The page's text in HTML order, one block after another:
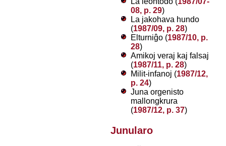
08, p. 29)
La jakohava hundo
(1987/09, p. 28)
Elturniĝo (1987/10, p.
28)
Amikoj veraj kaj falsaj
(1987/11, p. 28)
Milit-infanoj (1987/12,
p. 24)
Juna orgenisto
mallongkrura
(1987/12, p. 37)
Junularo